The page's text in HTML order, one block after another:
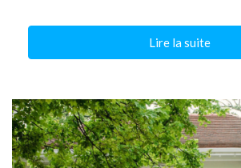
Lire la suite